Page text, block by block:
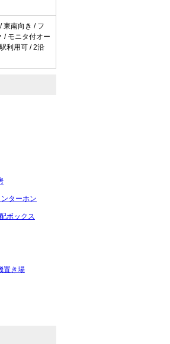
東南向き / フ
/ モニタ付オー
利用可 / 2沿
ターホン
ボックス
置き場